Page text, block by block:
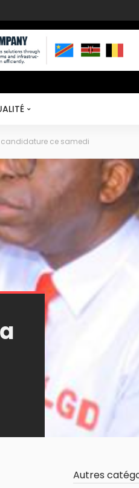
candidature ce samedi
Autres